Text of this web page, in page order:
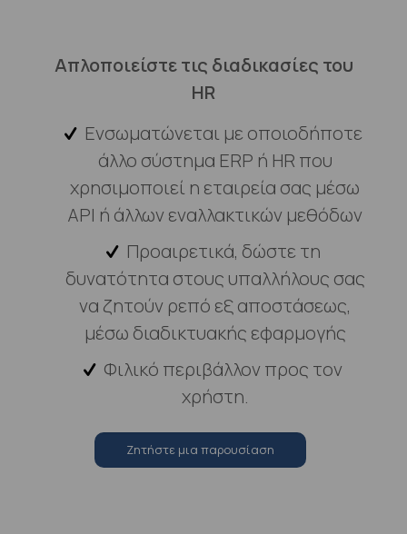
Απλοποιείστε τις διαδικασίες του
HR
Ενσωματώνεται με οποιοδήποτε
άλλο σύστημα ERP ή HR που
χρησιμοποιεί η εταιρεία σας μέσω
API ή άλλων εναλλακτικών μεθόδων
Προαιρετικά, δώστε τη
δυνατότητα στους υπαλλήλους σας
να ζητούν ρεπό εξ αποστάσεως,
μέσω διαδικτυακής εφαρμογής
Φιλικό περιβάλλον προς τον
χρήστη.
Zητήστε μια παρουσίαση